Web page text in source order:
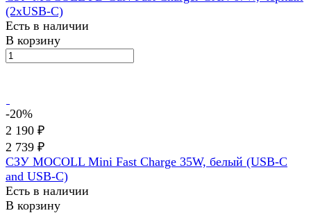
(2хUSB-C)
Есть в наличии
В корзину
-20%
2 190 ₽
2 739 ₽
СЗУ MOCOLL Mini Fast Charge 35W, белый (USB-C
and USB-C)
Есть в наличии
В корзину